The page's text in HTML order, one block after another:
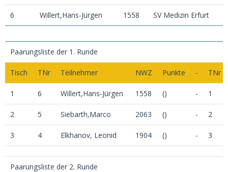
6 Willert,Hans-Jürgen 1558 SV Medizin Erfurt
Paarungsliste der 1. Runde
Tisch TNr Teilnehmer NWZ Punkte - TNr
1 6 Willert,Hans-Jürgen 1558 () - 1
2 5 Siebarth,Marco 2063 () - 2
3 4 Elkhanov, Leonid 1904 () - 3
Paarungsliste der 2. Runde